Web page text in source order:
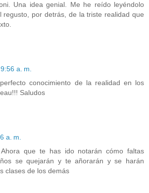
Una idea genial. Me he reído leyéndolo
regusto, por detrás, de la triste realidad que
9:56 a. m.
conocimiento de la realidad en los
Saludos
a. m.
que te has ido notarán cómo faltas
se quejarán y te añorarán y se harán
clases de los demás